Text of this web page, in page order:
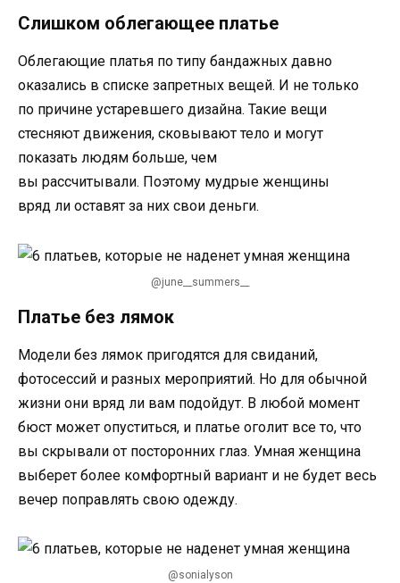
Слишком облегающее платье
Облегающие платья по типу бандажных давно
оказались в списке запретных вещей. И не только
по причине устаревшего дизайна. Такие вещи
стесняют движения, сковывают тело и могут
показать людям больше, чем
вы рассчитывали. Поэтому мудрые женщины
вряд ли оставят за них свои деньги.
@june__summers__
Платье без лямок
Модели без лямок пригодятся для свиданий,
фотосессий и разных мероприятий. Но для обычной
жизни они вряд ли вам подойдут. В любой момент
бюст может опуститься, и платье оголит все то, что
вы скрывали от посторонних глаз. Умная женщина
выберет более комфортный вариант и не будет весь
вечер поправлять свою одежду.
@sonialyson